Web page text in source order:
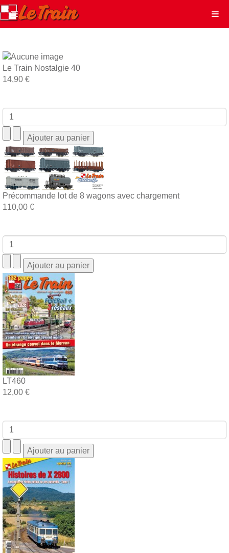
Le Train Nostalgie 40
14,90 €
Précommande lot de 8 wagons avec chargement
110,00 €
LT460
12,00 €